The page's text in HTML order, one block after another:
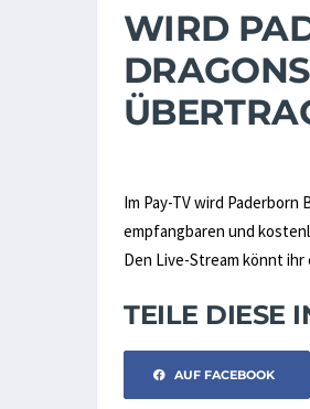
WIRD
Im Pay-TV wird Paderborn
empfangbaren und
Den Live-Stream könnt ihr
TEILE DIESE
AUF FACEBOOK